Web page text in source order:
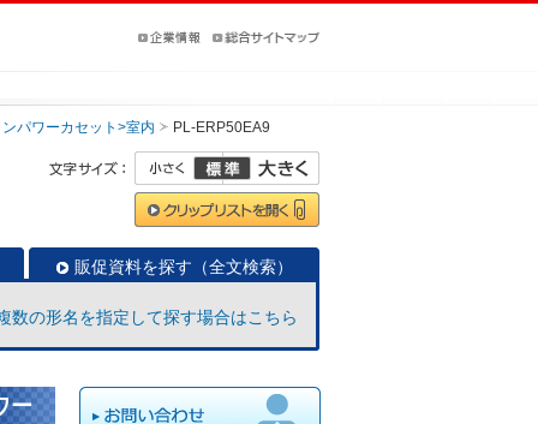
パワーカセット>室内 PL-ERP50EA9
販促資料を探す（全文検索）
数の形名を指定して探す場合はこちら
ー